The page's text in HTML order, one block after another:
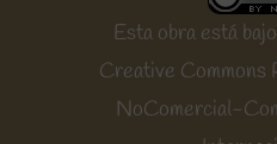
Esta obra está
Creative Commons
NoComercial-